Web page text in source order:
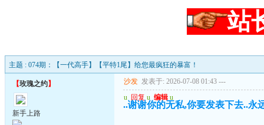
站
主题 : 074期：【一代高手】【平特1尾】给您最疯狂的暴富！
【玫瑰之约】
新手上路
沙发 发表于: 2026-07-08 01:43 ---
u 回复 u 编辑 u
..谢谢你的无私,你要发表下去..永